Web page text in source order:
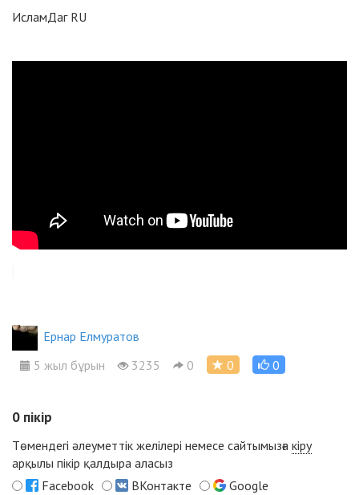
ИсламДаг RU
Ернар Елмуратов
5 жыл бұрын
3235 0 0 0
0 пікір
Төмендегі әлеуметтік желілері немесе сайтымызға кіру
арқылы пікір қалдыра аласыз
Facebook
ВКонтакте
Google